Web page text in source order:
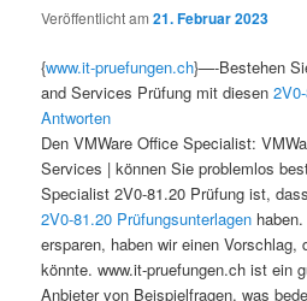
Veröffentlicht am21. Februar 2023
{www.it-pruefungen.ch}—-Bestehen
and Services Prüfung mit diesen
Antworten
Den VMWare Office Specialist:
Services | können Sie problemlos
Specialist 2V0-81.20 Prüfung ist,
2V0-81.20 Prüfungsunterlagen
ersparen, haben wir einen Vorschlag,
könnte. www.it-pruefungen.ch ist ein
Anbieter von Beispielfragen, was